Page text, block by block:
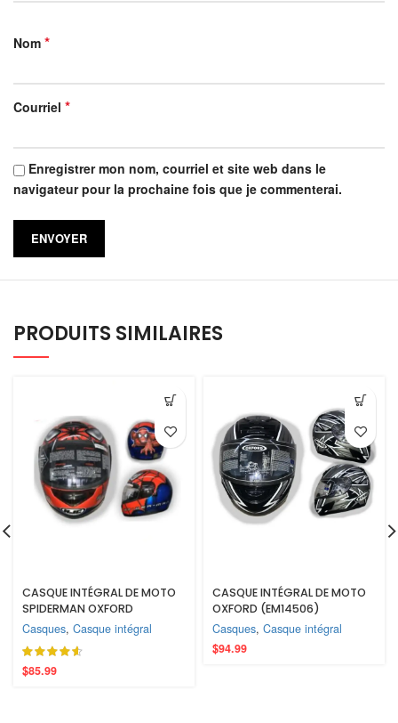
Nom *
Courriel *
Enregistrer mon nom, courriel et site web dans le
navigateur pour la prochaine fois que je commenterai.
PRODUITS SIMILAIRES
CASQUE INTÉGRAL DE MOTO
SPIDERMAN OXFORD
(EM14505)
Casques, Casque intégral
$85.99
CASQUE INTÉGRAL DE MOTO
OXFORD (EM14506)
Casques, Casque intégral
$94.99